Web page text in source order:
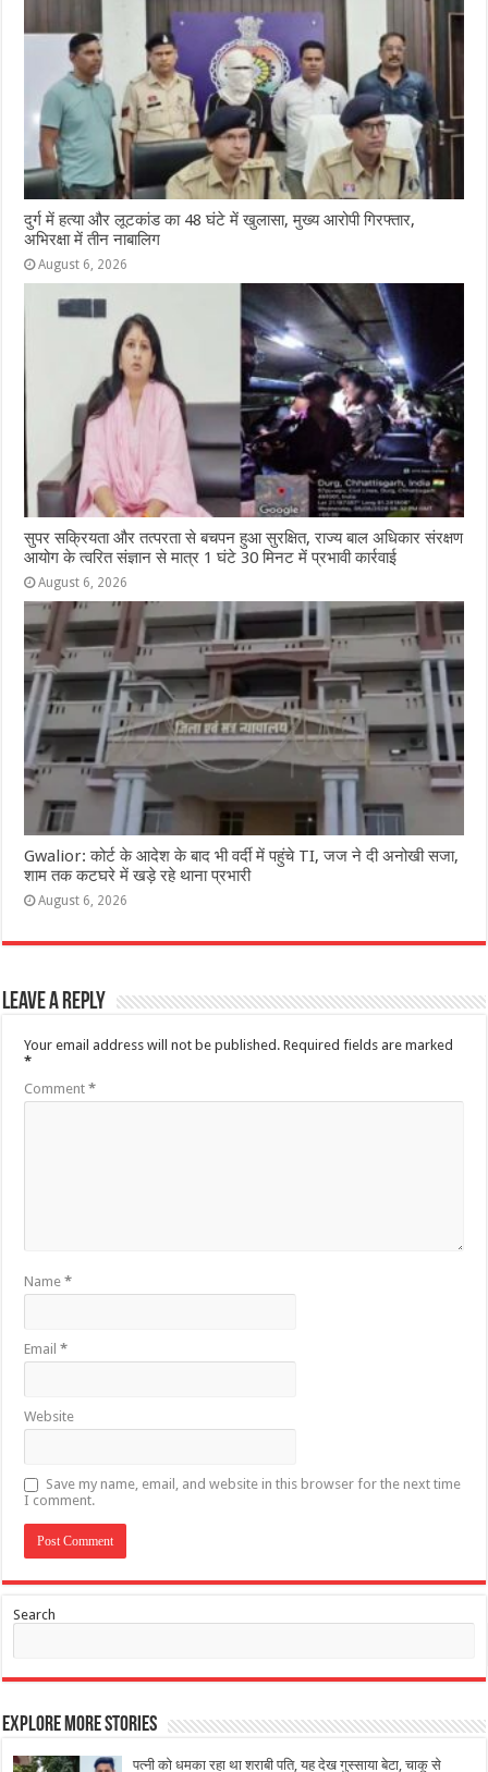
दुर्ग में हत्या और लूटकांड का 48 घंटे में खुलासा, मुख्य आरोपी गिरफ्तार,
अभिरक्षा में तीन नाबालिग
August 6, 2026
सुपर सक्रियता और तत्परता से बचपन हुआ सुरक्षित, राज्य बाल अधिकार संरक्षण
आयोग के त्वरित संज्ञान से मात्र 1 घंटे 30 मिनट में प्रभावी कार्रवाई
August 6, 2026
Gwalior: कोर्ट के आदेश के बाद भी वर्दी में पहुंचे TI, जज ने दी अनोखी सजा,
शाम तक कटघरे में खड़े रहे थाना प्रभारी
August 6, 2026
Leave a Reply
Your email address will not be published. Required fields are marked
*
Comment*
Name*
Email*
Website
Save my name, email, and website in this browser for the next time
I comment.
Search
Explore More Stories
पत्नी को धमका रहा था शराबी पति, यह देख गुस्साया बेटा, चाकू से